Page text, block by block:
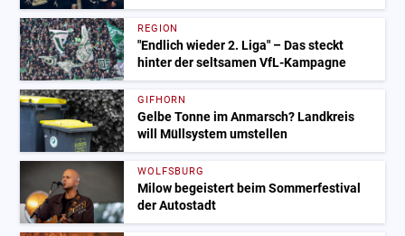
REGION
"Endlich wieder 2. Liga" – Das steckt
hinter der seltsamen VfL-Kampagne
GIFHORN
Gelbe Tonne im Anmarsch? Landkreis
will Müllsystem umstellen
WOLFSBURG
Milow begeistert beim Sommerfestival
der Autostadt